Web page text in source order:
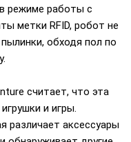
режиме работы с
метки RFID, робот не
обходя пол по
считает, что эта
и игры.
различает аксессуары